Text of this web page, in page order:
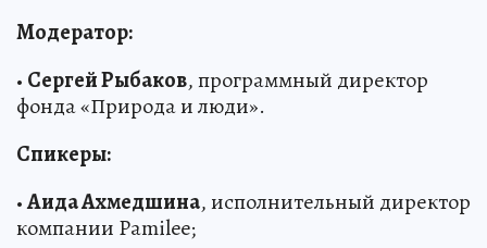
Модератор:
• Сергей Рыбаков, программный директор
фонда «Природа и люди».
Спикеры:
•Аида Ахмедшина, исполнительный директор
компании Pamilee;